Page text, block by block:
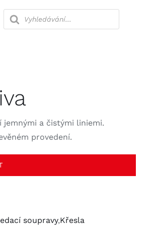
Kanceláře
Products
search
a čistými liniemi.
provedení.
soupravy,Křesla